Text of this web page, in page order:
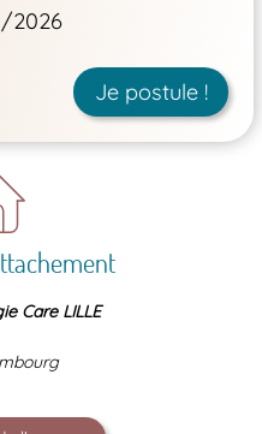
2026
Je postule !
Care LILLE